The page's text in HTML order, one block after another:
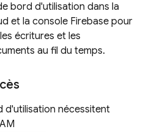
bord d'utilisation dans la
et la console Firebase pour
écritures et les
au fil du temps.
d'utilisation nécessitent